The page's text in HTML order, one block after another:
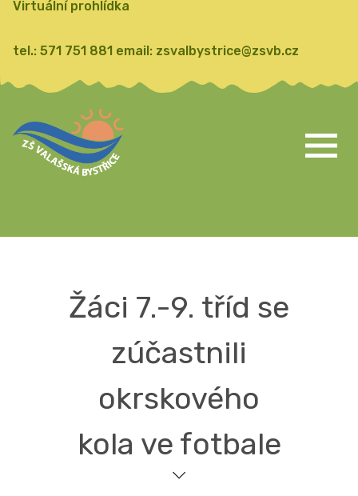
Virtuální prohlídka
tel.: 571 751 881 email: zsvalbystrice@zsvb.cz
Žáci 7.-9. tříd se
zúčastnili
okrskového
kola ve fotbale